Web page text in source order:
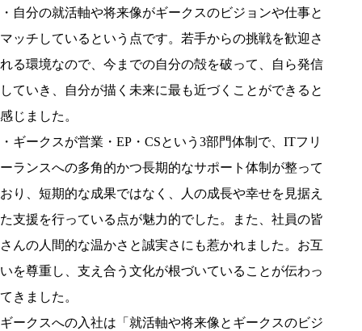
・自分の就活軸や将来像がギークスのビジョンや仕事と
マッチしているという点です。若手からの挑戦を歓迎さ
れる環境なので、今までの自分の殻を破って、自ら発信
していき、自分が描く未来に最も近づくことができると
感じました。
・ギークスが営業・EP・CSという3部門体制で、ITフリ
ーランスへの多角的かつ長期的なサポート体制が整って
おり、短期的な成果ではなく、人の成長や幸せを見据え
た支援を行っている点が魅力的でした。また、社員の皆
さんの人間的な温かさと誠実さにも惹かれました。お互
いを尊重し、支え合う文化が根づいていることが伝わっ
てきました。
ギークスへの入社は「就活軸や将来像とギークスのビジ